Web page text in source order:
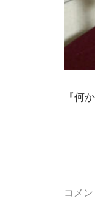
『何
コメ